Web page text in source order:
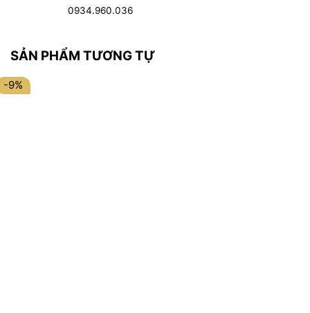
0934.960.036
SẢN PHẨM TƯƠNG TỰ
-9%